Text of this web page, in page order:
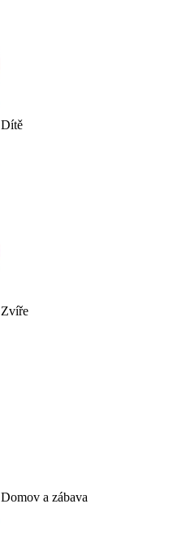
Dítě
Zvíře
Domov a zábava